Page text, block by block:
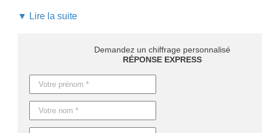
Avec la personnalisation de ce ventilateur, vous serez
la meilleure technique de marquage, pour maximiser l'impact de votre
Ne ratez pas l'occasion d'impressionner votre audience avec le
découvrez comment cet article peut devenirun élément marquant de
Pour ce qui est des délais, ils peuvent varier selon la quantité :
personnalisation. Sur demande, nous pouvons également proposer
Caractéristiques du produit :
Référence : MO9063
Nom : TATSUMAKI
Dimensions : 9X1,5X14,5 CM
▼ Lire la suite
Demandez un chiffrage personnalisé
RÉPONSE EXPRESS